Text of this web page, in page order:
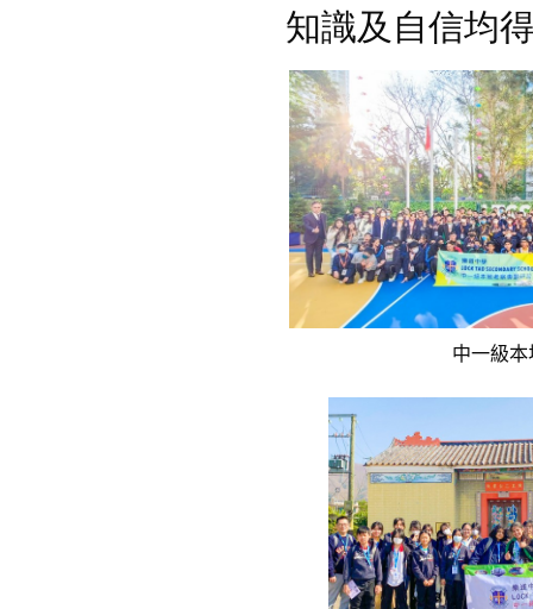
知識及自信均
中一級本